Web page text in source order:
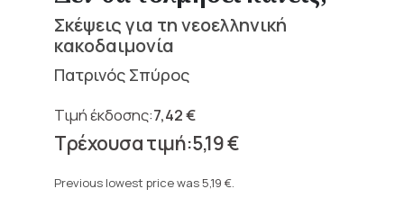
Σκέψεις για τη νεοελληνική
κακοδαιμονία
Πατρινός Σπύρος
7,42€
Original
price
7,42 €.
5,19€
price
Previous lowest price was5,19 €.